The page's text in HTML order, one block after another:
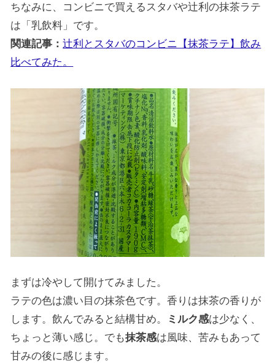
ちなみに、コンビニで買えるスタバや辻利の抹茶ラテ
は「乳飲料」です。
関連記事：辻利とスタバのコンビニ【抹茶ラテ】飲み
比べてみた。
まずは冷やして開けてみました。
ラテの色は濃い目の抹茶色です。香りは抹茶の香りが
します。飲んでみると結構甘め。
ミルク感は少なく、
ちょっと薄い感じ。でも抹茶感は風味、苦みもあって
甘みの後に感じます。